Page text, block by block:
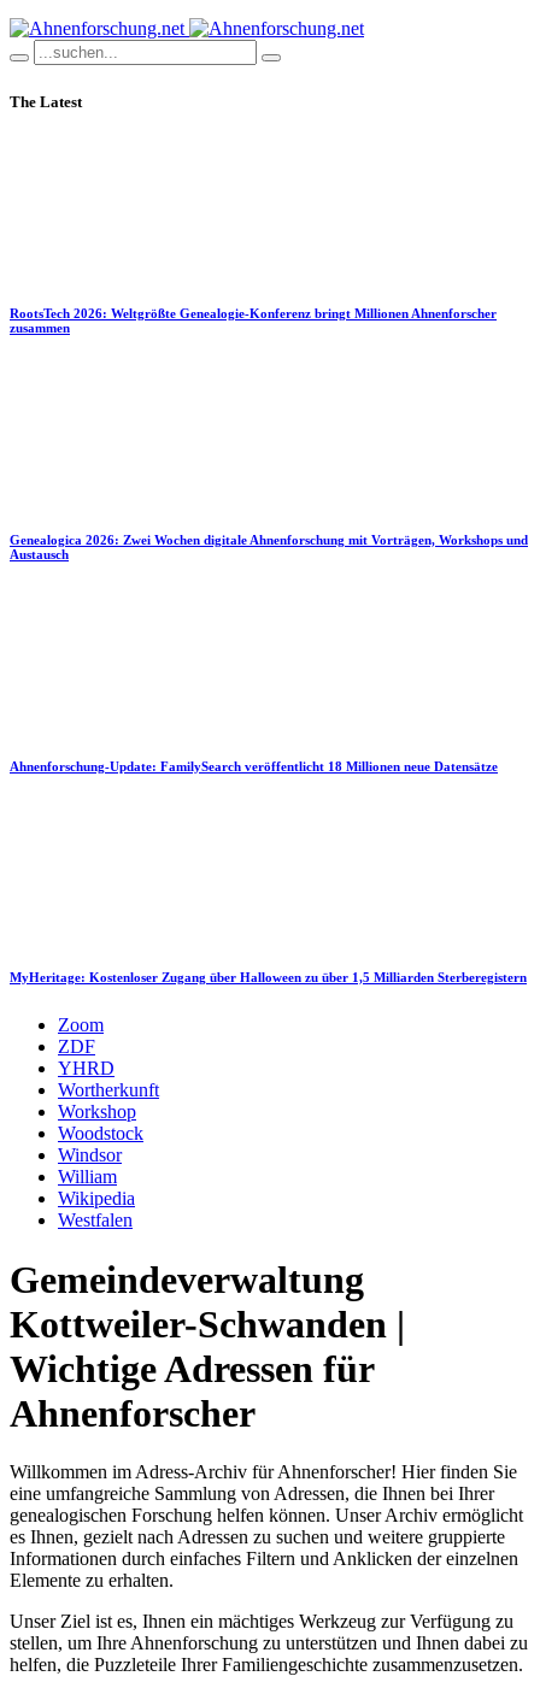
The Latest
RootsTech 2026: Weltgrößte Genealogie-Konferenz bringt Millionen Ahnenforscher
zusammen
Genealogica 2026: Zwei Wochen digitale Ahnenforschung mit Vorträgen, Workshops und
Austausch
Ahnenforschung-Update: FamilySearch veröffentlicht 18 Millionen neue Datensätze
MyHeritage: Kostenloser Zugang über Halloween zu über 1,5 Milliarden Sterberegistern
Zoom
ZDF
YHRD
Wortherkunft
Workshop
Woodstock
Windsor
William
Wikipedia
Westfalen
Gemeindeverwaltung
Kottweiler-Schwanden |
Wichtige Adressen für
Ahnenforscher
Willkommen im Adress-Archiv für Ahnenforscher! Hier finden Sie
eine umfangreiche Sammlung von Adressen, die Ihnen bei Ihrer
genealogischen Forschung helfen können. Unser Archiv ermöglicht
es Ihnen, gezielt nach Adressen zu suchen und weitere gruppierte
Informationen durch einfaches Filtern und Anklicken der einzelnen
Elemente zu erhalten.
Unser Ziel ist es, Ihnen ein mächtiges Werkzeug zur Verfügung zu
stellen, um Ihre Ahnenforschung zu unterstützen und Ihnen dabei zu
helfen, die Puzzleteile Ihrer Familiengeschichte zusammenzusetzen.